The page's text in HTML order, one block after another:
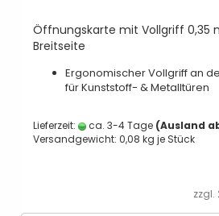
Öffnungskarte mit Vollgriff 0,35
Breitseite
Ergonomischer Vollgriff an
für Kunststoff- & Metalltüren
Lieferzeit: ca. 3-4 Tage (Ausland
Versandgewicht:0,08 kg je Stück
zzgl.